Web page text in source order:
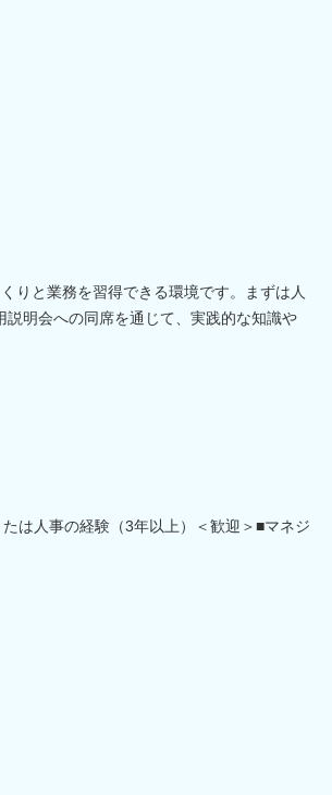
りと業務を習得できる環境です。まずは人
明会への同席を通じて、実践的な知識や
は人事の経験（3年以上）＜歓迎＞■マネジ